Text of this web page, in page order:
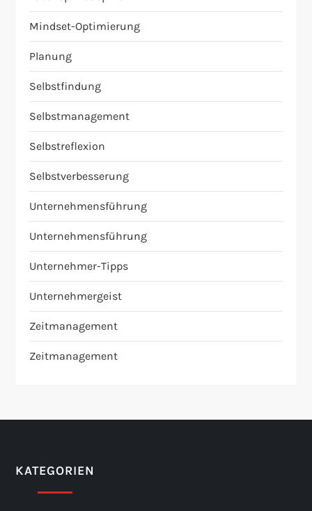
Mindset-Optimierung
Planung
Selbstfindung
Selbstmanagement
Selbstreflexion
Selbstverbesserung
Unternehmensführung
Unternehmensführung
Unternehmer-Tipps
Unternehmergeist
Zeitmanagement
Zeitmanagement
KATEGORIEN